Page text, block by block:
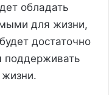
обладать
для жизни,
достаточно
поддерживать
жизни.